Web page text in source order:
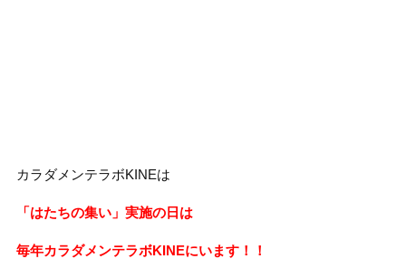
カラダメンテラボKINEは
「はたちの集い」実施の日は
毎年カラダメンテラボKINEにいます！！